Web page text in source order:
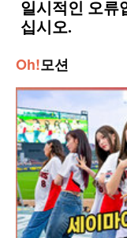
Oh!모션